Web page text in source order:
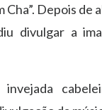
Cha”. Depois de
divulgar a